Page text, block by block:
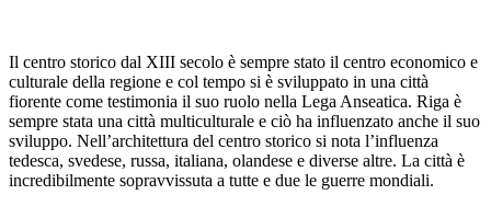
Il centro storico dal XIII secolo è sempre stato il centro economico e
culturale della regione e col tempo si è sviluppato in una città
fiorente come testimonia il suo ruolo nella Lega Anseatica. Riga è
sempre stata una città multiculturale e ciò ha influenzato anche il suo
sviluppo. Nell’architettura del centro storico si nota l’influenza
tedesca, svedese, russa, italiana, olandese e diverse altre. La città è
incredibilmente sopravvissuta a tutte e due le guerre mondiali.